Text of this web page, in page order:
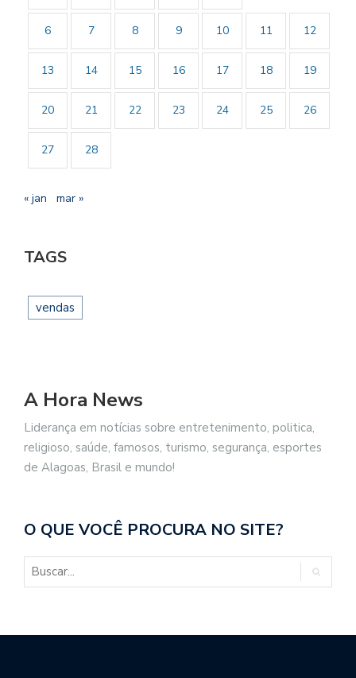
6 7 8 9 10 11 12
13 14 15 16 17 18 19
20 21 22 23 24 25 26
27 28
« jan mar »
TAGS
vendas
A Hora News
Liderança em notícias sobre entretenimento, politica,
religioso, saúde, famosos, turismo, segurança, esportes
de Alagoas, Brasil e mundo!
O QUE VOCÊ PROCURA NO SITE?